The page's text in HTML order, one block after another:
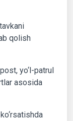
qolish
yo‘l-patrul
asosida